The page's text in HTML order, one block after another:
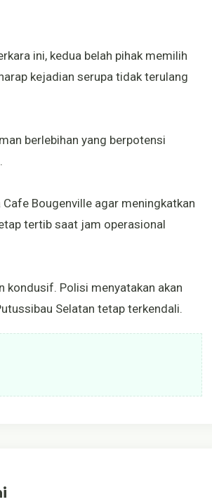
ini, kedua belah pihak memilih
kejadian serupa tidak terulang
berlebihan yang berpotensi
Bougenville agar meningkatkan
tertib saat jam operasional
kondusif. Polisi menyatakan akan
Selatan tetap terkendali.